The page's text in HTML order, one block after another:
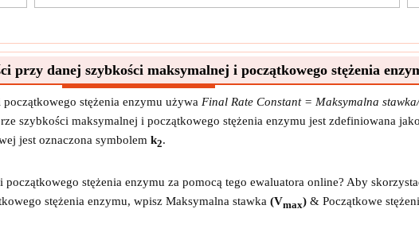
przy danej szybkości maksymalnej i początkowego stężenia
stężenia enzymu używa Final Rate Constant = Maksymalna
szybkości maksymalnej i początkowego stężenia enzymu jest zdefiniowana
jest oznaczona symbolem k2.
stężenia enzymu za pomocą tego ewaluatora online? Aby
stężenia enzymu, wpisz Maksymalna stawka (Vmax) & Początkowe